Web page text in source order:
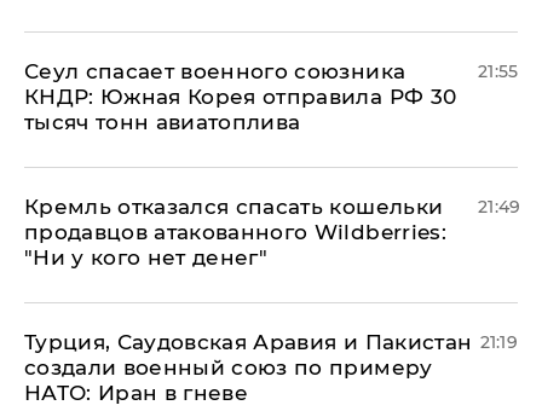
​Сеул спасает военного союзника
КНДР: Южная Корея отправила РФ 30
тысяч тонн авиатоплива
21:55
Кремль отказался спасать кошельки
продавцов атакованного Wildberries:
"Ни у кого нет денег"
21:49
Турция, Саудовская Аравия и Пакистан
создали военный союз по примеру
НАТО: Иран в гневе
21:19